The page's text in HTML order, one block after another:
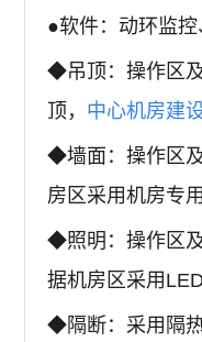
●软件：动环监控
◆吊顶：操作区
顶， 中心机房建
◆墙面：操作区
房区采用机房专
◆照明：操作区
据机房区采用
◆隔断：采用隔